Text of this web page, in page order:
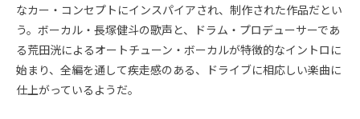
なカー・コンセプトにインスパイアされ、制作された作品だとい
う。ボーカル・長塚健斗の歌声と、ドラム・プロデューサーであ
る荒田洸によるオートチューン・ボーカルが特徴的なイントロに
始まり、全編を通して疾走感のある、ドライブに相応しい楽曲に
仕上がっているようだ。